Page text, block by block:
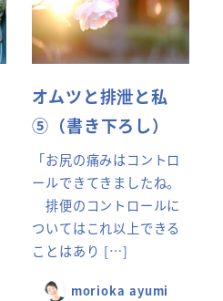
オムツと排泄と私
⑤（書き下ろし）
「お尻の痛みはコントロ
ールできてきましたね。
排便のコントロールに
ついてはこれ以上できる
ことはあり […]
morioka ayumi